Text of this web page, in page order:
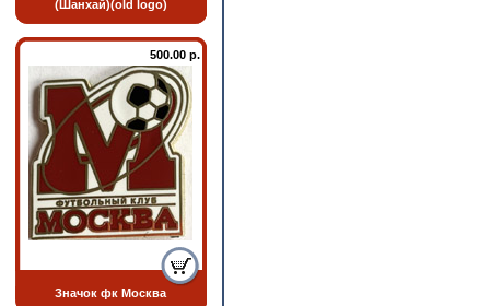
(Шанхай)(old logo)
500.00 р.
Значок фк Москва